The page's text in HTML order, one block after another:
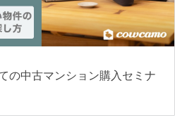
の中古マンション購入セミナ